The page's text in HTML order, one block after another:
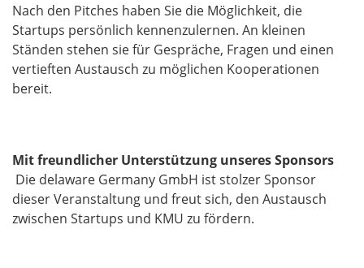
Nach den Pitches haben Sie die Möglichkeit, die
Startups persönlich kennenzulernen. An kleinen
Ständen stehen sie für Gespräche, Fragen und einen
vertieften Austausch zu möglichen Kooperationen
bereit.
Mit freundlicher Unterstützung unseres Sponsors
Die delaware Germany GmbH ist stolzer Sponsor
dieser Veranstaltung und freut sich, den Austausch
zwischen Startups und KMU zu fördern.